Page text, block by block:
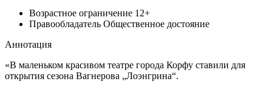
Возрастное ограничение 12+
Правообладатель Общественное достояние
Аннотация
«В маленьком красивом театре города Корфу ставили для
открытия сезона Вагнерова „Лоэнгрина“.